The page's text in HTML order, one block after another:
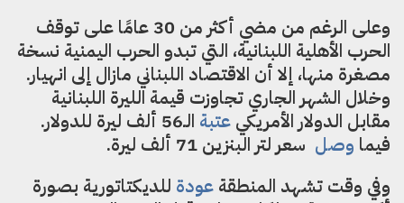
وعلى الرغم من مضي أكثر من 30 عامًا على توقف
الحرب الأهلية اللبنانية، التي تبدو الحرب اليمنية نسخة
مصغرة منها، إلا أن الاقتصاد اللبناني مازال إلى انهيار.
وخلال الشهر الجاري تجاوزت قيمة الليرة اللبنانية
مقابل الدولار الأمريكي عتبة
الـ56 ألف ليرة للدولار.
فيما وصل سعر لتر البنزين 71 ألف ليرة.
وفي وقت تشهد المنطقة عودة للديكتاتورية بصورة